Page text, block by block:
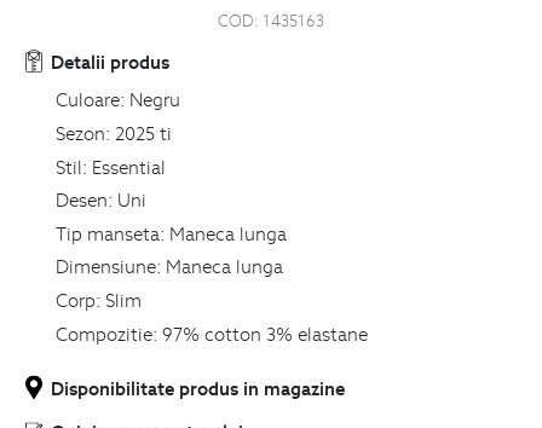
COD: 1435163
Detalii produs
Culoare: Negru
Sezon: 2025 ti
Stil: Essential
Desen: Uni
Tip manseta: Maneca lunga
Dimensiune: Maneca lunga
Corp: Slim
Compozitie: 97% cotton 3% elastane
Disponibilitate produs in magazine